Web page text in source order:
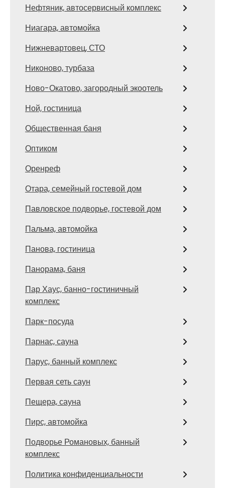
Нефтяник, автосервисный комплекс
Ниагара, автомойка
Нижневартовец, СТО
Никоново, турбаза
Ново-Окатово, загородный экоотель
Ной, гостиница
Общественная баня
Оптиком
Оренреф
Отара, семейный гостевой дом
Павловское подворье, гостевой дом
Пальма, автомойка
Панова, гостиница
Панорама, баня
Пар Хаус, банно-гостиничный
комплекс
Парк-посуда
Парнас, сауна
Парус, банный комплекс
Первая сеть саун
Пещера, сауна
Пирс, автомойка
Подворье Романовых, банный
комплекс
Политика конфиденциальности